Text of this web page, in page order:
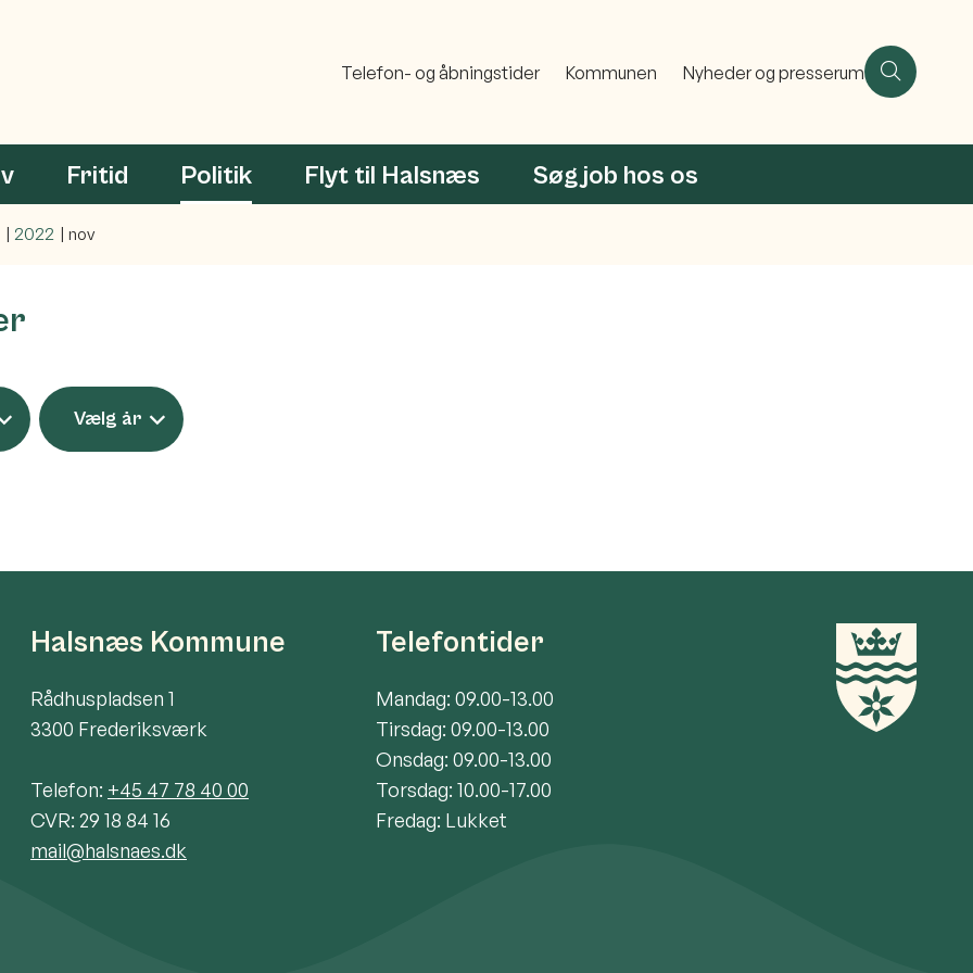
Telefon- og åbningstider Kommunen Nyheder og presserum
Fritid Politik Flyt til Halsnæs Søg job hos os
2022 nov
Vælg år
Halsnæs Kommune
Rådhuspladsen 1
3300 Frederiksværk
Telefon: +45 47 78 40 00
CVR: 29 18 84 16
mail@halsnaes.dk
Telefontider
Mandag: 09.00-13.00
Tirsdag: 09.00-13.00
Onsdag: 09.00-13.00
Torsdag: 10.00-17.00
Fredag: Lukket